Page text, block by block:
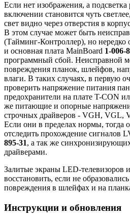
Если нет изображения, а подсветка
включении становится чуть
свет видно через отверстия в
В этом случае может быть
(Тайминг-Контроллер), но нередко
и основная плата MainBoard 1-006-
программный сбой. Неисправной
повреждения планок, шлейфов,
влаги. В таких случаях, в первую
проверить напряжение питания
предохранители на плате T-CON
же питающие и опорные
строчных драйверов - VGH, VGL,
Если они в пределах нормы, тогда
отследить прохождение сигналов
895-31, а так же
драйверами.
Залитые экраны LED-телевизоров
восстановить, если не
повреждения в шлейфах и на
Инструкции и обновления